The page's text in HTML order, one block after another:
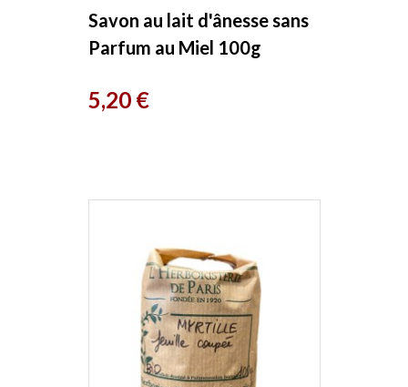
Savon au lait d'ânesse sans
Parfum au Miel 100g
Prix
5,20 €